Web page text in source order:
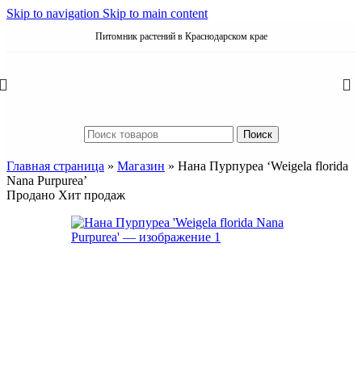
Skip to navigation Skip to main content
Питомник растений в Краснодарском крае
Поиск
Главная страница » Магазин » Нана Пурпуреа ‘Weigela florida
Nana Purpurea’
Продано Хит продаж